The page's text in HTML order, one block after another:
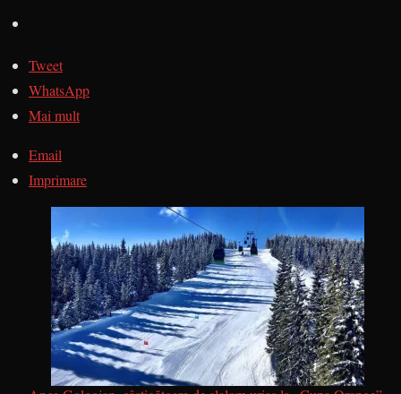
Tweet
WhatsApp
Mai mult
Email
Imprimare